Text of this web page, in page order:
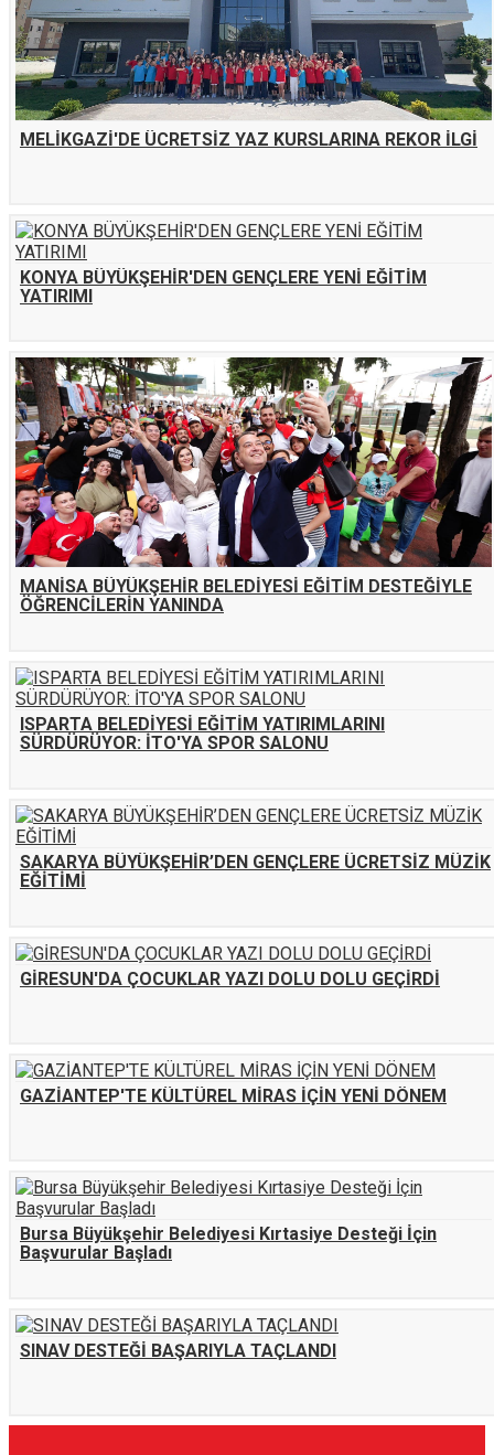
MELİKGAZİ'DE ÜCRETSİZ YAZ KURSLARINA REKOR İLGİ
KONYA BÜYÜKŞEHİR'DEN GENÇLERE YENİ EĞİTİM
YATIRIMI
MANİSA BÜYÜKŞEHİR BELEDİYESİ EĞİTİM DESTEĞİYLE
ÖĞRENCİLERİN YANINDA
ISPARTA BELEDİYESİ EĞİTİM YATIRIMLARINI
SÜRDÜRÜYOR: İTO'YA SPOR SALONU
SAKARYA BÜYÜKŞEHİR’DEN GENÇLERE ÜCRETSİZ MÜZİK
EĞİTİMİ
GİRESUN'DA ÇOCUKLAR YAZI DOLU DOLU GEÇİRDİ
GAZİANTEP'TE KÜLTÜREL MİRAS İÇİN YENİ DÖNEM
Bursa Büyükşehir Belediyesi Kırtasiye Desteği İçin
Başvurular Başladı
SINAV DESTEĞİ BAŞARIYLA TAÇLANDI